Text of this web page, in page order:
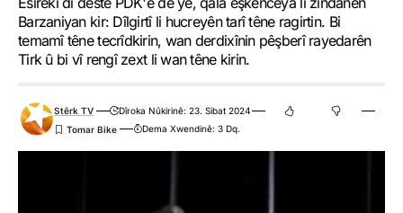
Barzaniyan kir: Dîlgirtî li hucreyên tarî têne ragirtin. Bi
temamî têne tecrîdkirin, wan derdixînin pêşberî rayedarên
Tirk û bi vî rengî zext li wan têne kirin.
Stêrk TV
Dîroka Nûkirinê: 23. Sibat 2024
Dema Xwendinê: 3 Dq.